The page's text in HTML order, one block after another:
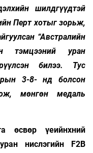
шилдгүүдтэй
Перт хотыг зорьж,
“Австралийн
тэмцээний уран
билээ. Тус
3-8- нд болсон
мөнгөн медаль
өсвөр үеийнхний
нислэгийн F2B